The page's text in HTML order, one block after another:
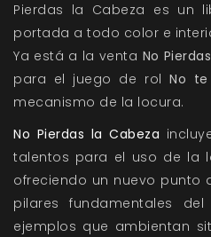
Pierdas la Cabeza es un
portada a todo color e
Ya está a la venta No
para el juego de rolNo te
mecanismo de la locura.
No Pierdas la Cabeza
talentos para el uso de la
ofreciendo un nuevo punto
pilares fundamentales
ejemplos que ambientan